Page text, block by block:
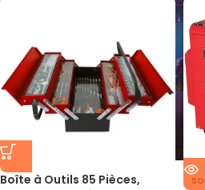
Boîte à Outils 85 Pièces,